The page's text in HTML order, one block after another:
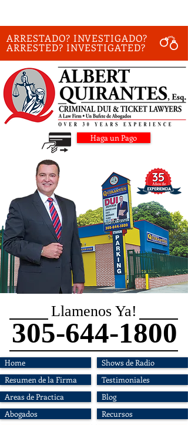
ARRESTADO? INVESTIGADO?
ARRESTED? INVESTIGATED?
Haga un Pago
Llamenos Ya!
305-644-1800
Home
Resumen de la Firma
Areas de Practica
Abogados
Shows de Radio
Testimoniales
Blog
Recursos